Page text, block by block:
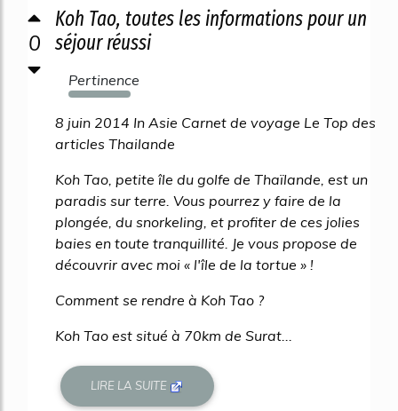
0
Koh Tao, toutes les informations pour un
séjour réussi
Pertinence
2891%
8 juin 2014 In Asie Carnet de voyage Le Top des
articles Thailande
Koh Tao, petite île du golfe de Thaïlande, est un
paradis sur terre. Vous pourrez y faire de la
plongée, du snorkeling, et profiter de ces jolies
baies en toute tranquillité. Je vous propose de
découvrir avec moi « l'île de la tortue » !
Comment se rendre à Koh Tao ?
Koh Tao est situé à 70km de Surat...
LIRE LA SUITE